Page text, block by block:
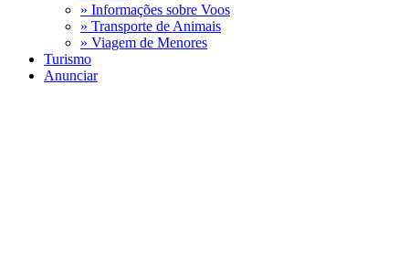
» Informações sobre Voos
» Transporte de Animais
» Viagem de Menores
Turismo
Anunciar